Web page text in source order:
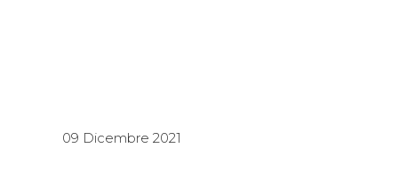
09 Dicembre 2021